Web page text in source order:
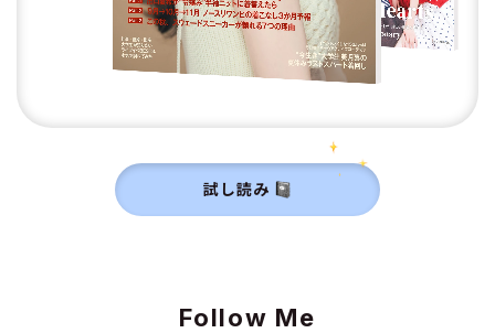
試し読み
Follow Me